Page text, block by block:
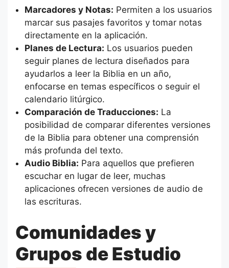
Marcadores y Notas: Permiten a los usuarios
marcar sus pasajes favoritos y tomar notas
directamente en la aplicación.
Planes de Lectura: Los usuarios pueden
seguir planes de lectura diseñados para
ayudarlos a leer la Biblia en un año,
enfocarse en temas específicos o seguir el
calendario litúrgico.
Comparación de Traducciones: La
posibilidad de comparar diferentes versiones
de la Biblia para obtener una comprensión
más profunda del texto.
Audio Biblia: Para aquellos que prefieren
escuchar en lugar de leer, muchas
aplicaciones ofrecen versiones de audio de
las escrituras.
Comunidades y
Grupos de Estudio